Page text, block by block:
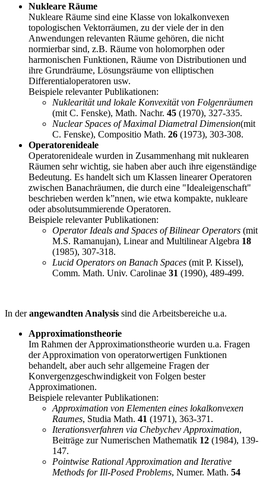
Nukleare Räume
Nukleare Räume sind eine Klasse von lokalkonvexen
topologischen Vektorräumen, zu der viele der in den
Anwendungen relevanten Räume gehören, die nicht
normierbar sind, z.B. Räume von holomorphen oder
harmonischen Funktionen, Räume von Distributionen und
ihre Grundräume, Lösungsräume von elliptischen
Differentialoperatoren usw.
Beispiele relevanter Publikationen:
Nuklearität und lokale Konvexität von Folgenräumen
(mit C. Fenske), Math. Nachr. 45 (1970), 327-335.
Nuclear Spaces of Maximal Diametral Dimension(mit
C. Fenske), Compositio Math. 26 (1973), 303-308.
Operatorenideale
Operatorenideale wurden in Zusammenhang mit nuklearen
Räumen sehr wichtig, sie haben aber auch ihre eigenständige
Bedeutung. Es handelt sich um Klassen linearer Operatoren
zwischen Banachräumen, die durch eine "Idealeigenschaft"
beschrieben werden k”nnen, wie etwa kompakte, nukleare
oder absolutsummierende Operatoren.
Beispiele relevanter Publikationen:
Operator Ideals and Spaces of Bilinear Operators (mit
M.S. Ramanujan), Linear and Multilinear Algebra 18
(1985), 307-318.
Lucid Operators on Banach Spaces (mit P. Kissel),
Comm. Math. Univ. Carolinae 31 (1990), 489-499.
In derangewandten Analysis sind die Arbeitsbereiche u.a.
Approximationstheorie
Im Rahmen der Approximationstheorie wurden u.a. Fragen
der Approximation von operatorwertigen Funktionen
behandelt, aber auch sehr allgemeine Fragen der
Konvergenzgeschwindigkeit von Folgen bester
Approximationen.
Beispiele relevanter Publikationen:
Approximation von Elementen eines lokalkonvexen
Raumes, Studia Math. 41 (1971), 363-371.
Iterationsverfahren via Chebychev Approximation,
Beiträge zur Numerischen Mathematik 12 (1984), 139-
147.
Pointwise Rational Approximation and Iterative
Methods for Ill-Posed Problems, Numer. Math. 54